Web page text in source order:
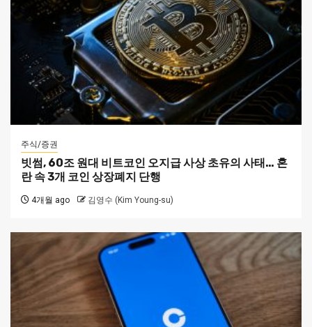
주식/증권
빗썸, 60조 원대 비트코인 오지급 사상 초유의 사태… 혼
란 속 3개 코인 상장폐지 단행
4개월 ago 김영수 (Kim Young-su)